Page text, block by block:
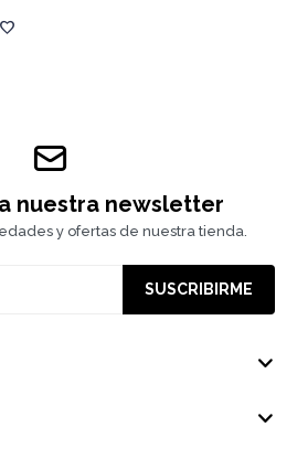
nuestra newsletter
y ofertas de nuestra tienda.
SUSCRIBIRME